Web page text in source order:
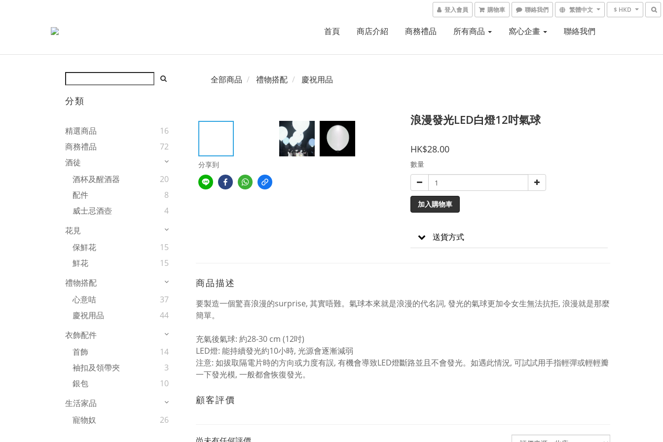
登入會員 購物車 聯絡我們 繁體中文 $ HKD
首頁 商店介紹 商務禮品 所有商品 窩心企畫 聯絡我們
分類
精選商品
16
商務禮品
72
酒徒
酒杯及醒酒器
20
配件
8
威士忌酒壺
4
花見
保鮮花
15
鮮花
15
禮物搭配
心意咭
37
慶祝用品
44
衣飾配件
首飾
14
袖扣及領帶夾
3
銀包
10
生活家品
寵物奴
26
全部商品 禮物搭配 慶祝用品
分享到
浪漫發光LED白燈12吋氣球
HK$28.00
數量
加入購物車
送貨方式
商品描述
要製造一個驚喜浪漫的surprise, 其實唔難。氣球本來就是浪漫的代名詞, 發光的氣球更加令女生無法抗拒, 浪漫就是那麼
簡單。
充氣後氣球: 約28-30 cm (12吋)
LED燈: 能持續發光約10小時, 光源會逐漸減弱
注意: 如拔取隔電片時的方向或力度有誤, 有機會導致LED燈斷路並且不會發光。如遇此情況, 可試試用手指輕彈或輕輕瓣
一下發光模, 一般都會恢復發光。
顧客評價